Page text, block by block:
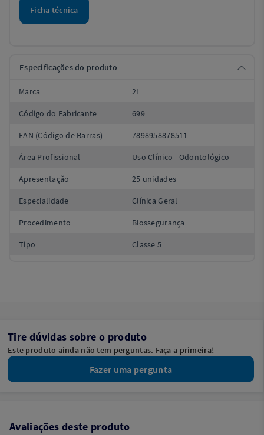
Ficha técnica
Especificações do produto
Marca 2I
Código do Fabricante 699
EAN (Código de Barras) 7898958878511
Área Profissional Uso Clínico - Odontológico
Apresentação 25 unidades
Especialidade Clínica Geral
Procedimento Biossegurança
Tipo Classe 5
Tire dúvidas sobre o produto
Este produto ainda não tem perguntas. Faça a primeira!
Fazer uma pergunta
Avaliações deste produto